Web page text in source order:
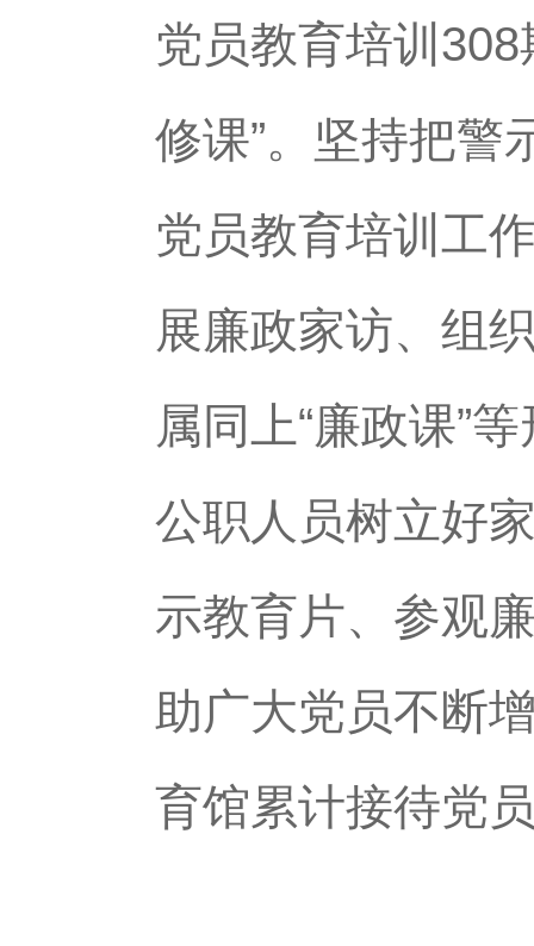
党员教育培训
修课”。坚持把警
党员教育培训工
展廉政家访、组
属同上“廉政课”
公职人员树立好
示教育片、参观
助广大党员不断
育馆累计接待党